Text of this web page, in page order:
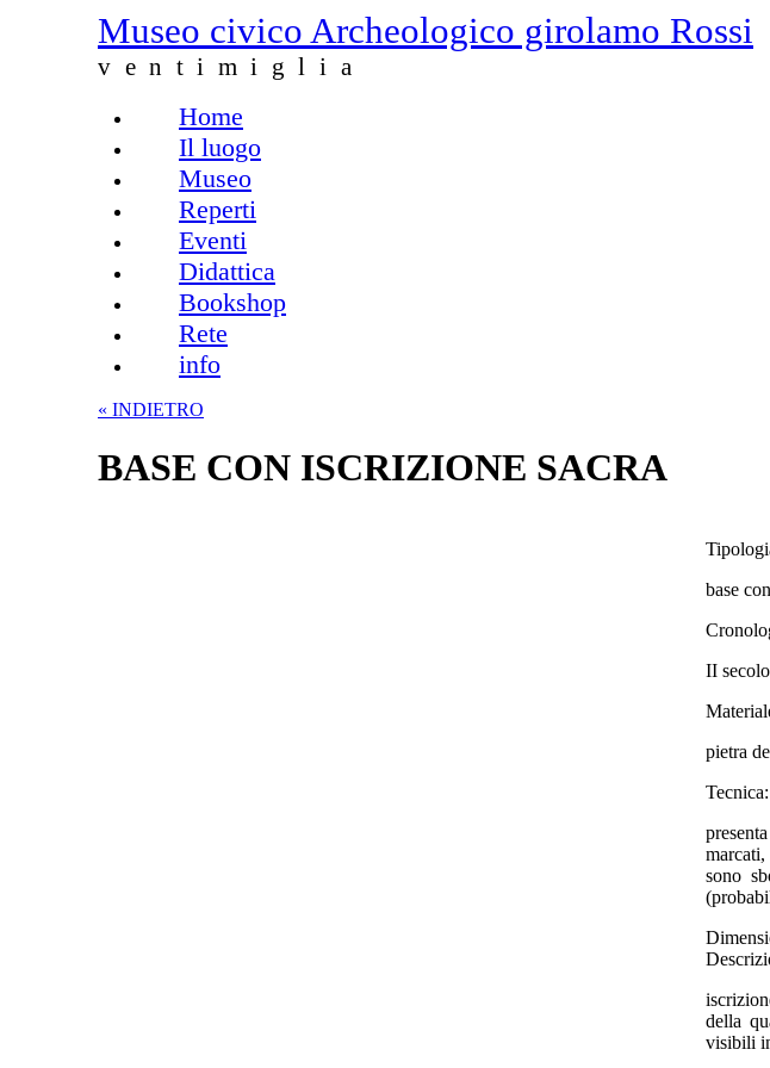
Salta al contenuto principale
Museo civico Archeologico girolamo Rossi
ventimiglia
Menu principale
Home
Il luogo
Museo
Reperti
Eventi
Didattica
Bookshop
Rete
info
« INDIETRO
BASE CON ISCRIZIONE SACRA
base
II
pietra
Tecnica:
sono
della
visibili